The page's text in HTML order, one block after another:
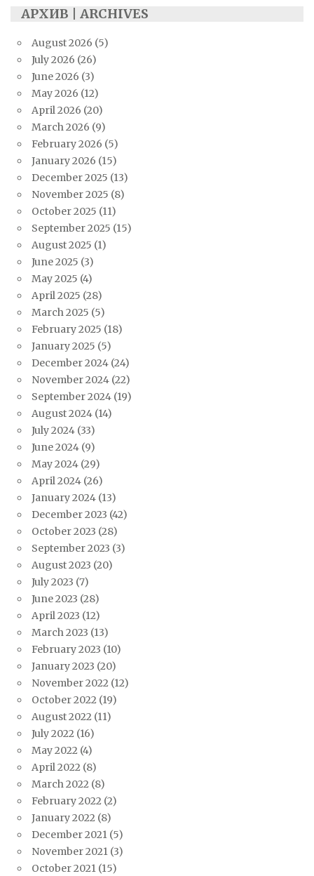
АРХИВ | ARCHIVES
August 2026 (5)
July 2026 (26)
June 2026 (3)
May 2026 (12)
April 2026 (20)
March 2026 (9)
February 2026 (5)
January 2026 (15)
December 2025 (13)
November 2025 (8)
October 2025 (11)
September 2025 (15)
August 2025 (1)
June 2025 (3)
May 2025 (4)
April 2025 (28)
March 2025 (5)
February 2025 (18)
January 2025 (5)
December 2024 (24)
November 2024 (22)
September 2024 (19)
August 2024 (14)
July 2024 (33)
June 2024 (9)
May 2024 (29)
April 2024 (26)
January 2024 (13)
December 2023 (42)
October 2023 (28)
September 2023 (3)
August 2023 (20)
July 2023 (7)
June 2023 (28)
April 2023 (12)
March 2023 (13)
February 2023 (10)
January 2023 (20)
November 2022 (12)
October 2022 (19)
August 2022 (11)
July 2022 (16)
May 2022 (4)
April 2022 (8)
March 2022 (8)
February 2022 (2)
January 2022 (8)
December 2021 (5)
November 2021 (3)
October 2021 (15)